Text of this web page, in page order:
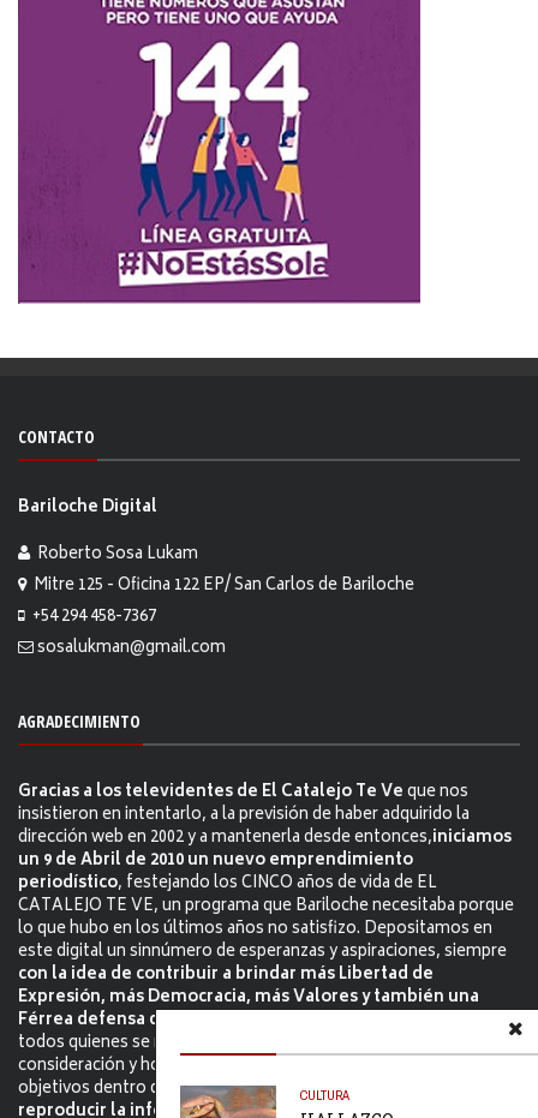
CULTURA
CONTACTO
Bariloche Digital
Roberto Sosa Lukam
Mitre 125 - Oficina 122 EP/ San Carlos de Bariloche
+54 294 458-7367
sosalukman@gmail.com
AGRADECIMIENTO
Gracias a los televidentes de El Catalejo Te Veque nos
insistieron en intentarlo, a la previsión de haber adquirido la
dirección web en 2002 y a mantenerla desde entonces,iniciamos
un 9 de Abril de 2010 un nuevo emprendimiento
periodístico, festejando los CINCO años de vida de EL
CATALEJO TE VE, un programa que Bariloche necesitaba porque
lo que hubo en los últimos años no satisfizo. Depositamos en
este digital un sinnúmero de esperanzas y aspiraciones, siempre
con la idea de contribuir a brindar más Libertad de
Expresión, más Democracia, más Valores y también una
Férrea defensa del Sistema Democrático.
todos quienes se manejen con el debito respeto, lenguaje y
consideración y honestamente, intentaremos ser lo más
objetivos dentro de nuestra obvia subjetividad.
reproducir la información citándo la fuente.